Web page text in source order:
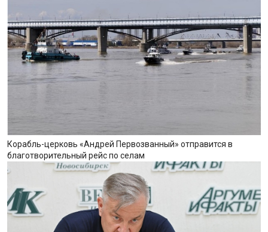
Корабль-церковь «Андрей Первозванный» отправится в
благотворительный рейс по селам